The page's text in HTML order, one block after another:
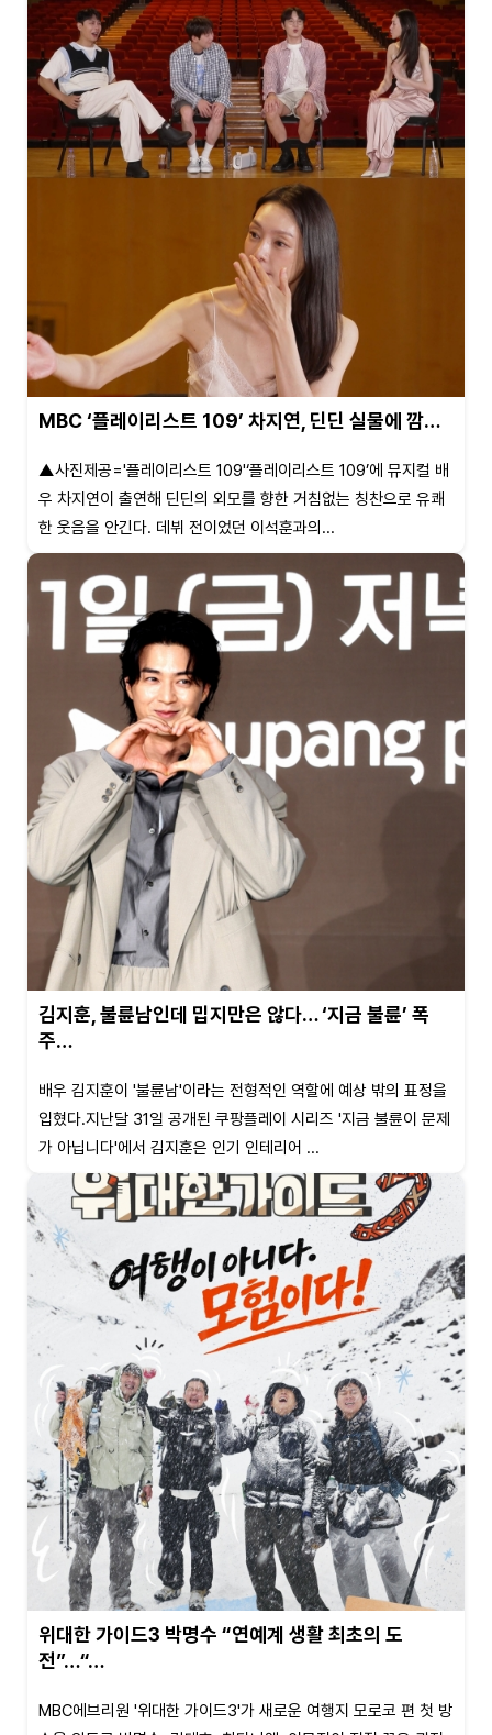
MBC ‘플레이리스트 109’ 차지연, 딘딘 실물에 깜…
▲사진제공='플레이리스트 109'‘플레이리스트 109’에 뮤지컬 배
우 차지연이 출연해 딘딘의 외모를 향한 거침없는 칭찬으로 유쾌
한 웃음을 안긴다. 데뷔 전이었던 이석훈과의...
김지훈, 불륜남인데 밉지만은 않다… ‘지금 불륜’ 폭
주…
배우 김지훈이 '불륜남'이라는 전형적인 역할에 예상 밖의 표정을
입혔다.지난달 31일 공개된 쿠팡플레이 시리즈 '지금 불륜이 문제
가 아닙니다'에서 김지훈은 인기 인테리어 ...
위대한 가이드3 박명수 “연예계 생활 최초의 도
전”…“…
MBC에브리원 '위대한 가이드3'가 새로운 여행지 모로코 편 첫 방